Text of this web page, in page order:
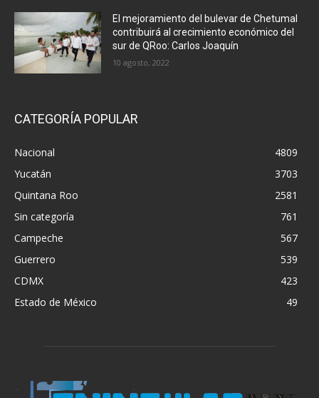
El mejoramiento del bulevar de Chetumal
contribuirá al crecimiento económico del
sur de QRoo: Carlos Joaquín
10 agosto, 2022
CATEGORÍA POPULAR
Nacional
4809
Yucatán
3703
Quintana Roo
2581
Sin categoría
761
Campeche
567
Guerrero
539
CDMX
423
Estado de México
49